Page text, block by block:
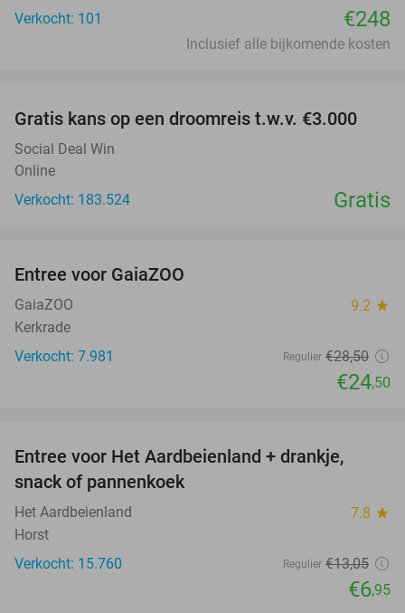
Verkocht: 101
€248
Inclusief alle bijkomende kosten
Gratis kans op een droomreis t.w.v. €3.000
Social Deal Win
Online
Verkocht: 183.524
Gratis
Entree voor GaiaZOO
GaiaZOO 9.2 star
Kerkrade
Verkocht: 7.981
Regulier €28,50
€24,50
Entree voor Het Aardbeienland + drankje,
snack of pannenkoek
Het Aardbeienland 7.8 star
Horst
Verkocht: 15.760
Regulier €13,05
€6,95